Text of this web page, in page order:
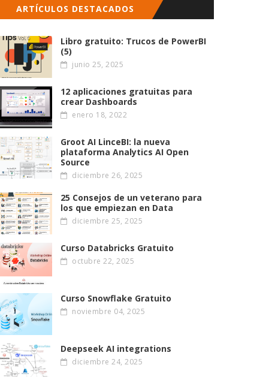
ARTÍCULOS DESTACADOS
Libro gratuito: Trucos de PowerBI
(5)
junio 25, 2025
12 aplicaciones gratuitas para
crear Dashboards
enero 18, 2022
Groot AI LinceBI: la nueva
plataforma Analytics AI Open
Source
diciembre 26, 2025
25 Consejos de un veterano para
los que empiezan en Data
diciembre 25, 2025
Curso Databricks Gratuito
octubre 22, 2025
Curso Snowflake Gratuito
noviembre 04, 2025
Deepseek AI integrations
diciembre 24, 2025